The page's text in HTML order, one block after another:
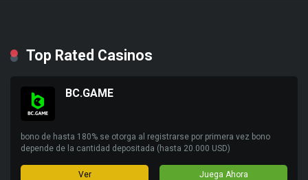
Top Rated Casinos
BC.GAME
bono de hasta 180% se otorga al registrarse por primera vez bono
depende de la cantidad depositada (hasta 20.000 USD)
Ver Juega Ahora